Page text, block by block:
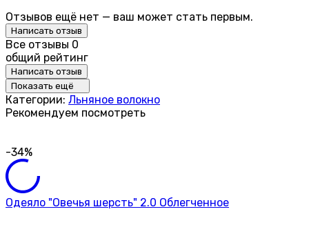
Отзывов ещё нет — ваш может стать первым.
Написать отзыв
Все отзывы 0
общий рейтинг
Написать отзыв
Показать ещё
Категории: Льняное волокно
Рекомендуем посмотреть
-34%
Одеяло "Овечья шерсть" 2.0 Облегченное